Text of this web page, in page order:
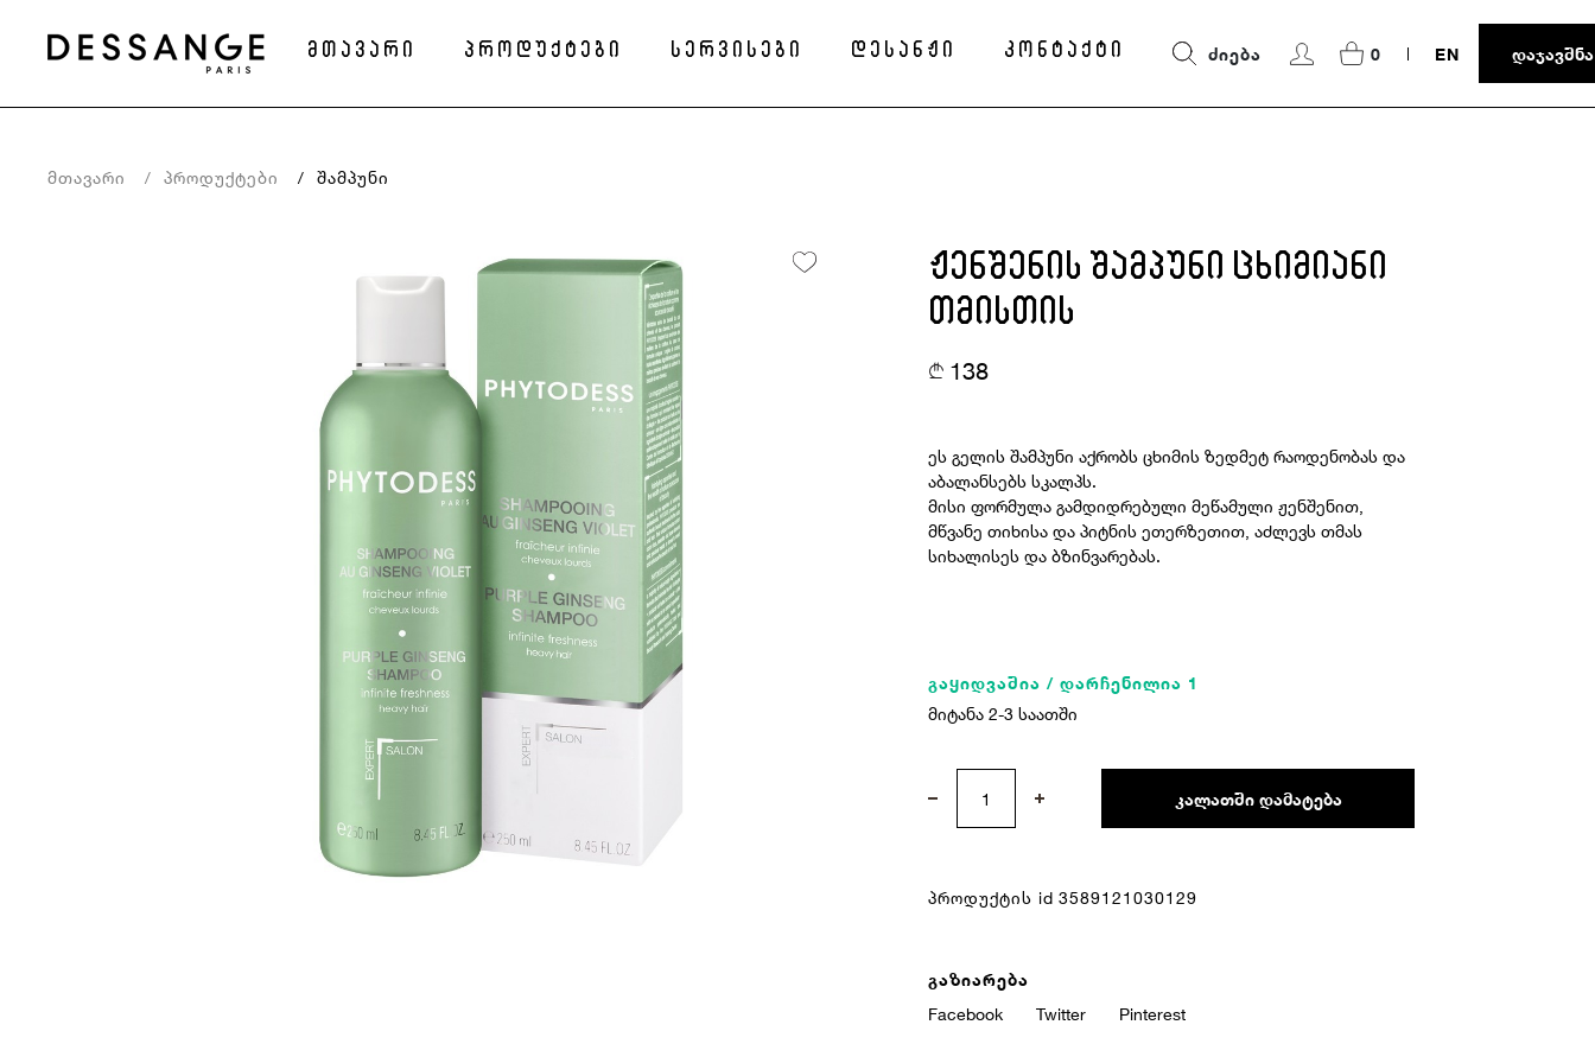
მთავარი პროდუქტები სერვისები დესანჟი კონტაქტი ᲫᲘᲔᲑᲐ 0 EN ᲓᲐᲯᲐᲕᲨᲜᲐ
Მთავარი Პროდუქტები Შამპუნი
ჟენშენის შამპუნი ცხიმიანი
თმისთის
138
ეს გელის შამპუნი აქრობს ცხიმის ზედმეტ რაოდენობას და
აბალანსებს სკალპს.
მისი ფორმულა გამდიდრებული მეწამული ჟენშენით,
მწვანე თიხისა და პიტნის ეთერზეთით, აძლევს თმას
სიხალისეს და ბზინვარებას.
გაყიდვაშია / დარჩენილია 1
მიტანა 2-3 საათში
ᲙᲐᲚᲐᲗᲨᲘ ᲓᲐᲛᲐᲢᲔᲑᲐ
პროდუქტის id 3589121030129
გაზიარება
Facebook
Twitter Pinterest